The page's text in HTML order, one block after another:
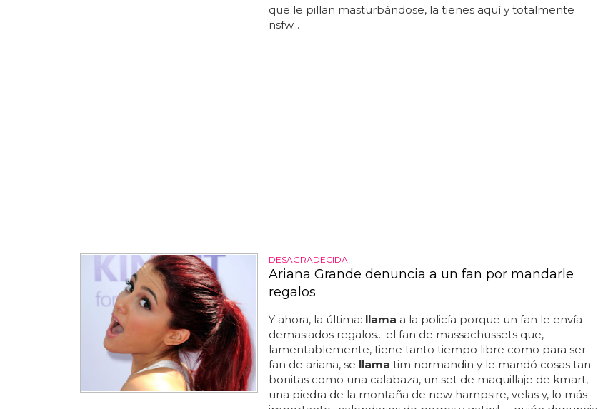
que le pillan masturbándose, la tienes aquí y totalmente
nsfw...
DESAGRADECIDA!
Ariana Grande denuncia a un fan por mandarle
regalos
Y ahora, la última: llama a la policía porque un fan le envía
demasiados regalos... el fan de massachussets que,
lamentablemente, tiene tanto tiempo libre como para ser
fan de ariana, se llama tim normandin y le mandó cosas tan
bonitas como una calabaza, un set de maquillaje de kmart,
una piedra de la montaña de new hampsire, velas y, lo más